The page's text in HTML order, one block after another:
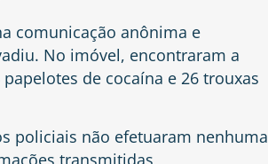
comunicação anônima e
No imóvel, encontraram a
de cocaína e 26 trouxas
policiais não efetuaram nenhuma
transmitidas